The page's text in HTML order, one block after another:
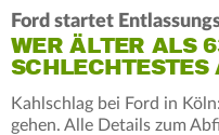
Ford startet
WER ÄLTER ALS
SCHLECHTESTES
Kahlschlag bei Ford in
gehen. Alle Details zum